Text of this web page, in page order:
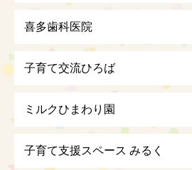
喜多歯科医院
子育て交流ひろば
ミルクひまわり園
子育て支援スペース みるく